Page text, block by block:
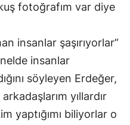
fotoğrafım var diye
insanlar şaşırıyorlar”
insanlar
söyleyen Erdeğer,
yıllardır
yaptığımı biliyorlar o